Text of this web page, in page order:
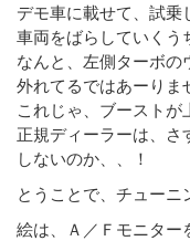
デモ車に載せて、試乗
車両をばらしていくう
なんと、左側ターボの
外れてるではあーりま
これじゃ、ブーストが
正規ディーラーは、さ
しないのか、、！
とうことで、チューニ
絵は、Ａ／Ｆモニター